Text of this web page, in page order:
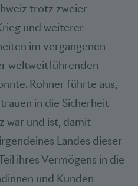
trotz zweier
und weiterer
im vergangenen
weltweitführenden
Rohner führte aus,
in die Sicherheit
war und ist, damit
Landes dieser
ihres Vermögens in die
und Kunden